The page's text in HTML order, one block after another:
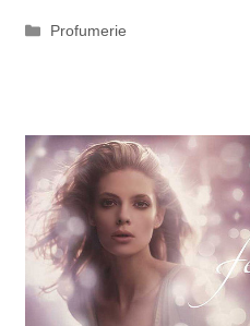
Categorie
Profumerie